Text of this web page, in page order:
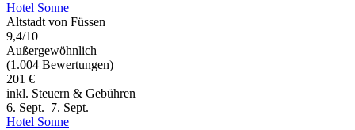
Hotel Sonne
Altstadt von Füssen
9,4/10
Außergewöhnlich
(1.004 Bewertungen)
201 €
inkl. Steuern & Gebühren
6. Sept.–7. Sept.
Hotel Sonne